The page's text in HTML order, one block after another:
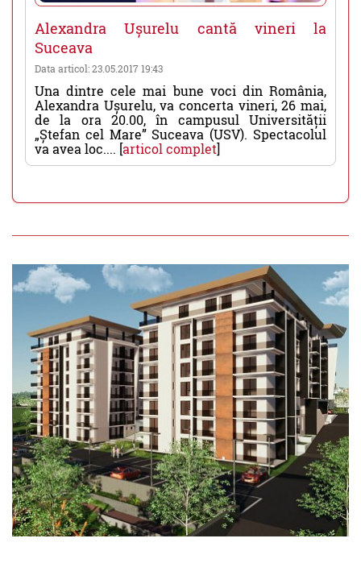
Alexandra Ușurelu cantă vineri la
Suceava
Data articol: 23.05.2017 19:43
Una dintre cele mai bune voci din România,
Alexandra Ușurelu, va concerta vineri, 26 mai,
de la ora 20.00, în campusul Universității
„Ștefan cel Mare” Suceava (USV). Spectacolul
va avea loc.... [articol complet]